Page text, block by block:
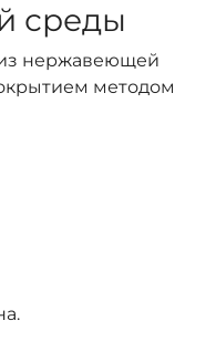
среды
нержавеющей
методом